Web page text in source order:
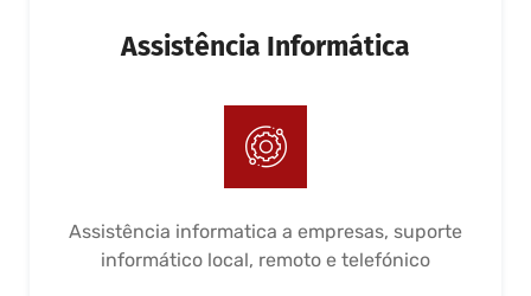
Assistência Informática
Assistência informatica a empresas, suporte
informático local, remoto e telefónico